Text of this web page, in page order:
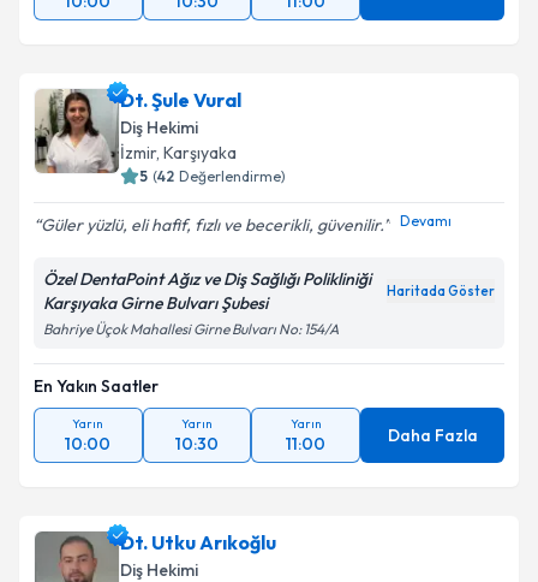
Dt. Şule Vural
Diş Hekimi
İzmir, Karşıyaka
5 (42 Değerlendirme)
Güler yüzlü, eli hafif, fızlı ve becerikli, güvenilir. Devamı
Özel DentaPoint Ağız ve Diş Sağlığı Polikliniği
Karşıyaka Girne Bulvarı Şubesi
Haritada Göster
Bahriye Üçok Mahallesi Girne Bulvarı No: 154/A
En Yakın Saatler
Yarın
10:00
Yarın
10:30
Yarın
11:00 Daha Fazla
Dt. Utku Arıkoğlu
Diş Hekimi